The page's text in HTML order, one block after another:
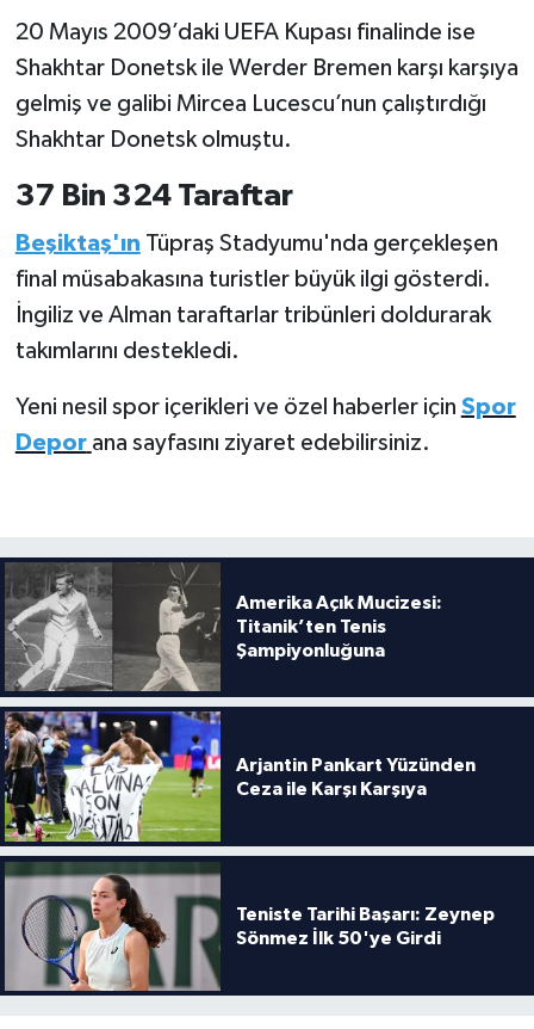
20 Mayıs 2009’daki UEFA Kupası finalinde ise
Shakhtar Donetsk ile Werder Bremen karşı karşıya
gelmiş ve galibi Mircea Lucescu’nun çalıştırdığı
Shakhtar Donetsk olmuştu.
37 Bin 324 Taraftar
Beşiktaş'ın Tüpraş Stadyumu'nda gerçekleşen
final müsabakasına turistler büyük ilgi gösterdi.
İngiliz ve Alman taraftarlar tribünleri doldurarak
takımlarını destekledi.
Yeni nesil spor içerikleri ve özel haberler için Spor
Depor ana sayfasını ziyaret edebilirsiniz.
Amerika Açık Mucizesi:
Titanik’ten Tenis
Şampiyonluğuna
Arjantin Pankart Yüzünden
Ceza ile Karşı Karşıya
Teniste Tarihi Başarı: Zeynep
Sönmez İlk 50'ye Girdi